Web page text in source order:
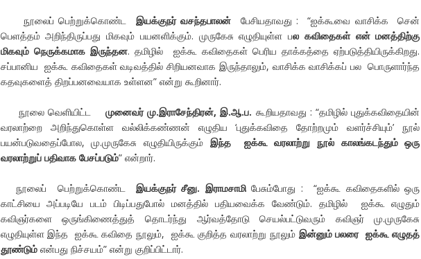
நூலைப் பெற்றுக்கொண்ட இயக்குநர் வசந்தபாலன் பேசியதாவது : “ஐக்கூவை வாசிக்க சென்
பெளத்தம் அறிந்திருப்பது மிகவும் பயனளிக்கும். முருகேசு எழுதியுள்ள பல கவிதைகள் என் மனத்திற்கு
மிகவும் நெருக்கமாக இருந்தன. தமிழில் ஐக்கூ கவிதைகள் பெரிய தாக்கத்தை ஏற்படுத்தியிருக்கிறது.
சப்பானிய ஐக்கூ கவிதைகள் வடிவத்தில் சிறியனவாக இருந்தாலும், வாசிக்க வாசிக்கப் பல பொருளார்ந்த
கதவுகளைத் திறப்பனவையாக உள்ளன” என்று கூறினார்.
நூலை வெளியிட்ட முனைவர் மு.இராசேந்திரன், இ.ஆ.ப. கூறியதாவது : “தமிழில் புதுக்கவிதையின்
வரலாற்றை அறிந்துகொள்ள வல்லிக்கண்ணன் எழுதிய ‘புதுக்கவிதை தோற்றமும் வளர்ச்சியும்’ நூல்
பயன்படுவதைப்போல, மு.முருகேசு எழுதியிருக்கும் இந்த ஐக்கூ வரலாற்று நூல் காலங்கடந்தும் ஒரு
வரலாற்றுப் பதிவாக பேசப்படும்” என்றார்.
நூலைப் பெற்றுக்கொண்ட இயக்குநர் சீனு. இராமசாமிபேசும்போது : “ஐக்கூ கவிதைகளில் ஒரு
காட்சியை அப்படியே படம் பிடிப்பதுபோல் மனத்தில் பதியவைக்க வேண்டும். தமிழில் ஐக்கூ எழுதும்
கவிஞர்களை ஒருங்கிணைத்துத் தொடர்ந்து ஆர்வத்தோடு செயல்பட்டுவரும் கவிஞர் மு.முருகேசு
எழுதியுள்ள இந்த ஐக்கூ கவிதை நூலும், ஐக்கூ குறித்த வரலாற்று நூலும் இன்னும் பலரை ஐக்கூ எழுதத்
தூண்டும்என்பது நிச்சயம்” என்று குறிப்பிட்டார்.